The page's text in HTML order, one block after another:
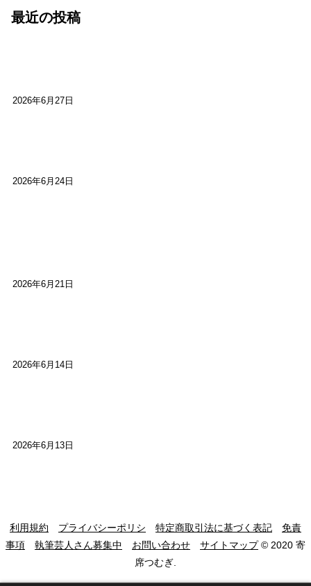
最近の投稿
2026年6月27日
2026年6月24日
2026年6月21日
2026年6月14日
2026年6月13日
利用規約 プライバシーポリシ 特定商取引法に基づく表記
免責
事項
執筆芸人さん募集中 お問い合わせ サイトマップ© 2020 寄
席つむぎ.